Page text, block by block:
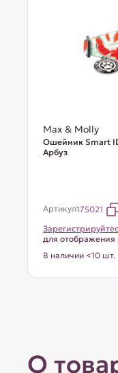
Max & Molly
Ошейник Smart
Арбуз
Артикул175021
для отображения
В наличии <10 шт.
О